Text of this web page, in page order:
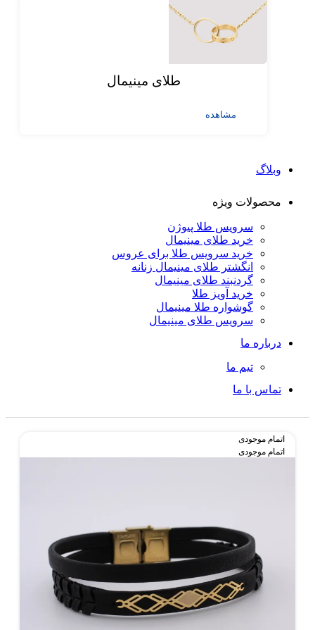
طلای مینیمال
مشاهده
وبلاگ
محصولات ویژه
سرویس طلا پیوژن
خرید طلای مینیمال
خرید سرویس طلا برای عروس
انگشتر طلای مینیمال زنانه
گردنبند طلای مینیمال
خرید آویز طلا
گوشواره طلا مینیمال
سرویس طلای مینیمال
درباره ما
تیم ما
تماس با ما
اتمام موجودی
اتمام موجودی